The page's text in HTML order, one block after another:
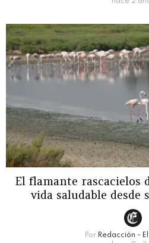
El flamante rascacielos
vida saludable desde
Por Redacción - El